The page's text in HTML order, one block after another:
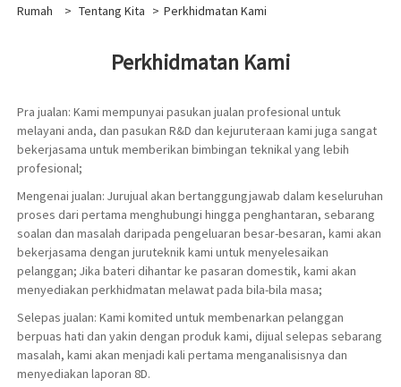
Rumah > Tentang Kita > Perkhidmatan Kami
Perkhidmatan Kami
Pra jualan: Kami mempunyai pasukan jualan profesional untuk
melayani anda, dan pasukan R&D dan kejuruteraan kami juga sangat
bekerjasama untuk memberikan bimbingan teknikal yang lebih
profesional;
Mengenai jualan: Jurujual akan bertanggungjawab dalam keseluruhan
proses dari pertama menghubungi hingga penghantaran, sebarang
soalan dan masalah daripada pengeluaran besar-besaran, kami akan
bekerjasama dengan juruteknik kami untuk menyelesaikan
pelanggan; Jika bateri dihantar ke pasaran domestik, kami akan
menyediakan perkhidmatan melawat pada bila-bila masa;
Selepas jualan: Kami komited untuk membenarkan pelanggan
berpuas hati dan yakin dengan produk kami, dijual selepas sebarang
masalah, kami akan menjadi kali pertama menganalisisnya dan
menyediakan laporan 8D.